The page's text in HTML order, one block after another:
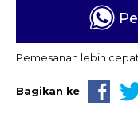
Pemesanan lebih
Bagikan ke